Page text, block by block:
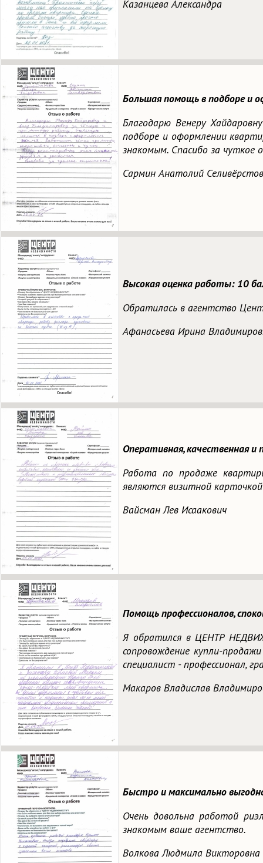
Казанцева Александра
Большая помощь в подборе и
Благодарю Венеру
подборе и оформлении
знакомым. Спасибо за чуткое
Сармин Анатолий
Высокая оценка работы: 10
Обратилась в агентство
Афанасьева Ирина
Оперативная, качественная
Работа по продаже
являются визитной
Вайсман Лев Исаакович
Помощь профессионалов,
Я обратился в ЦЕНТР
сопровождение купли-
специалист - профессионал,
Макаров Владислав
Быстро и максимально
Очень довольна работой
знакомым ваше агентство.
Волкова Людмила Викторовна